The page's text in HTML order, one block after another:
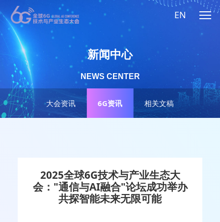
EN
大会资讯 6G资讯 相关文稿
新闻中心
NEWS CENTER
2025全球6G技术与产业生态大
会："通信与AI融合"论坛成功举办
共探智能未来无限可能